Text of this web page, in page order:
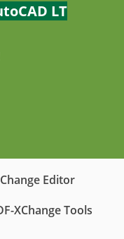
LT
Editor
XChange Tools